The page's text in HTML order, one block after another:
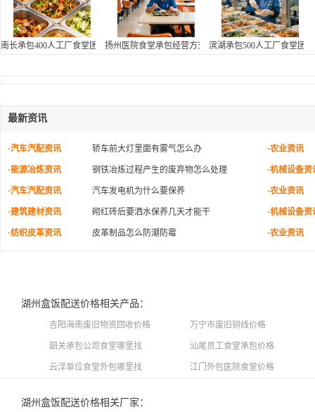
南长承包400人工厂食堂团队扬州医院食堂承包经营方式 滨湖承包500人工厂食堂团队
最新资讯
·汽车汽配资讯 轿车前大灯里面有雾气怎么办 ·农业资讯
·能源冶炼资讯 钢铁冶炼过程产生的废弃物怎么处理 ·机械设备资
·汽车汽配资讯 汽车发电机为什么要保养 ·农业资讯
·建筑建材资讯 砌红砖后要洒水保养几天才能干 ·机械设备资
·纺织皮革资讯 皮革制品怎么防潮防霉 ·农业资讯
湖州盒饭配送价格相关产品：
吉阳海南废旧物资回收价格 万宁市废旧铜线价格
韶关承包公司食堂哪里找 汕尾员工食堂承包价格
云浮单位食堂外包哪里找 江门外包医院食堂价格
湖州盒饭配送价格相关厂家：